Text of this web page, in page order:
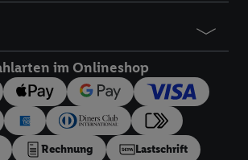
im Onlineshop
Rechnung Lastschrift
Zustimmung dazu erteilen und danach ein
bzw. sich in Ihr bestehendes Lidl
kann darüber hinaus auch Ihre dort
Adresse von uns in gemeinsamer
mit einem der oben genannten Partner
um daraus eine spezielle Online-Kennung